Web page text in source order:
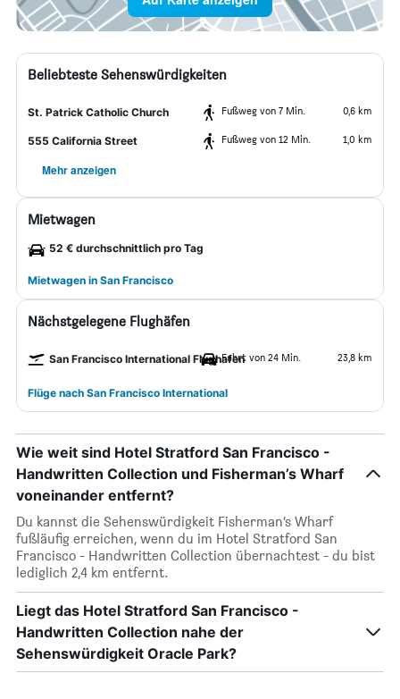
Beliebteste Sehenswürdigkeiten
St. Patrick Catholic Church Fußweg von 7 Min. 0,6 km
555 California Street Fußweg von 12 Min. 1,0 km
Mehr anzeigen
Mietwagen
52 € durchschnittlich pro Tag
Mietwagen in San Francisco
Nächstgelegene Flughäfen
San Francisco International FlughafenFahrt von 24 Min. 23,8 km
Flüge nach San Francisco International
Wie weit sind Hotel Stratford San Francisco -
Handwritten Collection und Fisherman’s Wharf
voneinander entfernt?
Du kannst die Sehenswürdigkeit Fisherman’s Wharf
fußläufig erreichen, wenn du im Hotel Stratford San
Francisco - Handwritten Collection übernachtest - du bist
lediglich 2,4 km entfernt.
Liegt das Hotel Stratford San Francisco -
Handwritten Collection nahe der
Sehenswürdigkeit Oracle Park?